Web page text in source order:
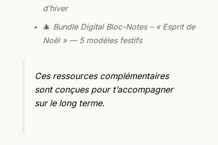
d’hiver
🎄 Bundle Digital Bloc-Notes – « Esprit de
Noël » — 5 modèles festifs
Ces ressources complémentaires
sont conçues pour t’accompagner
sur le long terme.